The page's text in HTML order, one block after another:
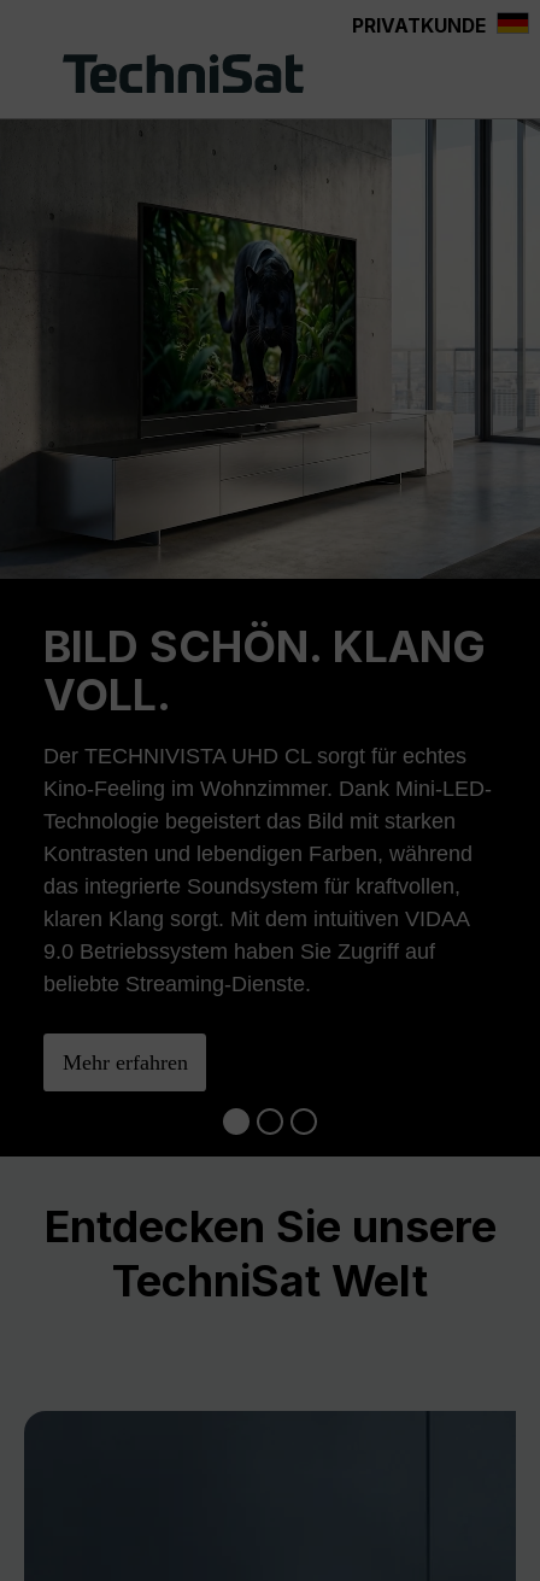
PRIVATKUNDE
BILD SCHÖN. KLANG
VOLL.
Der TECHNIVISTA UHD CL sorgt für echtes
Kino-Feeling im Wohnzimmer. Dank Mini-LED-
Technologie begeistert das Bild mit starken
Kontrasten und lebendigen Farben, während
das integrierte Soundsystem für kraftvollen,
klaren Klang sorgt. Mit dem intuitiven VIDAA
9.0 Betriebssystem haben Sie Zugriff auf
beliebte Streaming-Dienste.
Mehr erfahren
Previous
Entdecken Sie unsere
TechniSat Welt